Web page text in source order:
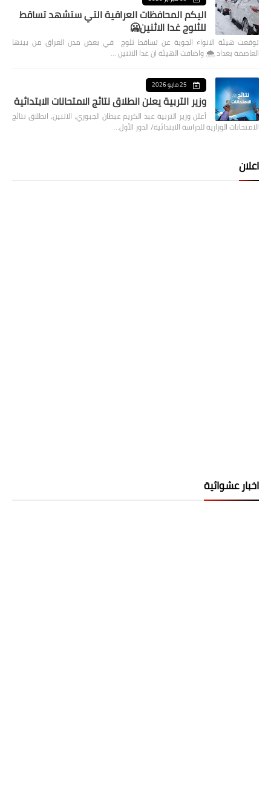
اليكم المحافظات العراقية التي ستشهد تساقط
للثلوج غدا الاثنين🥶
توقعت هيئة الانواء الجوية عن تساقط ثلوج في بعض مدن العراق من بينها
العاصمة بغداد ⁦🌨️⁩ واضافت الهيئة ان غدا الاثنين …
25 مايو 2026
وزير التربية يعلن انطلاق نتائج الامتحانات الابتدائية
أعلن وزير التربية عبد الكريم عبطان الجبوري، الاثنين، انطلاق نتائج
الامتحانات الوزارية للدراسة الابتدائية/ الدور الأول…
اعلان
اخبار عشوائية